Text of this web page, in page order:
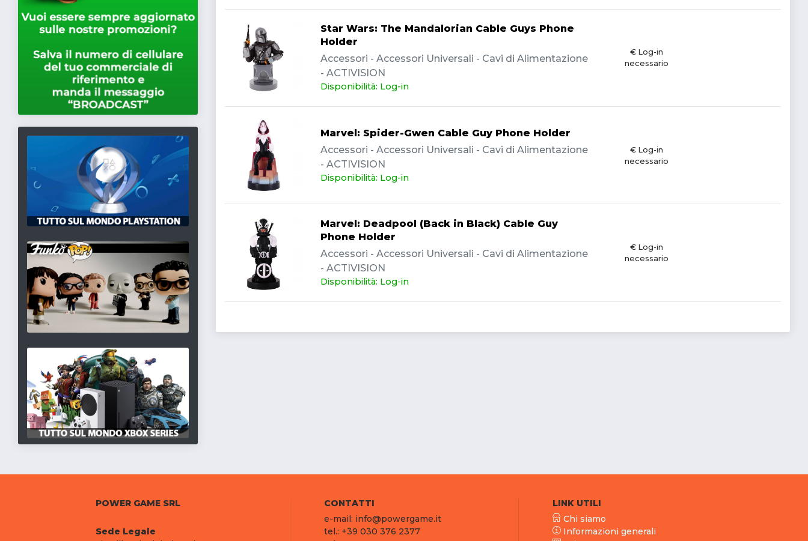
Star Wars: The Mandalorian Cable Guys Phone
Holder
Accessori - Accessori Universali - Cavi di Alimentazione
- ACTIVISION
Disponibilità: Log-in
€ Log-in
necessario
Marvel: Spider-Gwen Cable Guy Phone Holder
Accessori - Accessori Universali - Cavi di Alimentazione
- ACTIVISION
Disponibilità: Log-in
€ Log-in
necessario
Marvel: Deadpool (Back in Black) Cable Guy
Phone Holder
Accessori - Accessori Universali - Cavi di Alimentazione
- ACTIVISION
Disponibilità: Log-in
€ Log-in
necessario
POWER GAME SRL
Sede Legale
CONTATTI
e-mail: info@powergame.it
tel.: +39 030 376 2377
LINK UTILI
Chi siamo
Informazioni generali